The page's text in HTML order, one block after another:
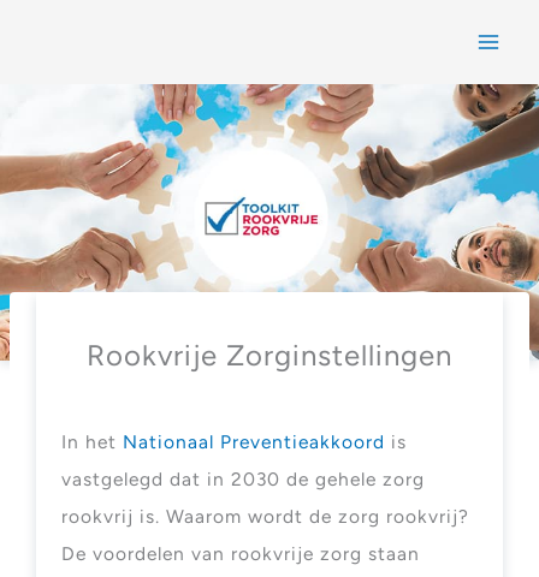
Home
Rookvrije Zorginstellingen
In het Nationaal Preventieakkoord is
vastgelegd dat in 2030 de gehele zorg
rookvrij is. Waarom wordt de zorg rookvrij?
De voordelen van rookvrije zorg staan